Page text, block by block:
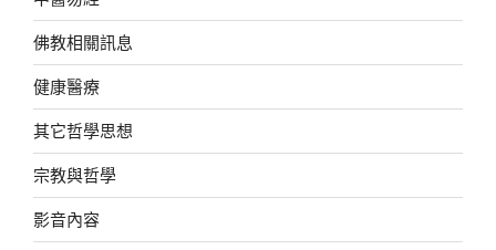
佛教相關訊息
健康醫療
其它哲學思想
宗教與哲學
影音內容